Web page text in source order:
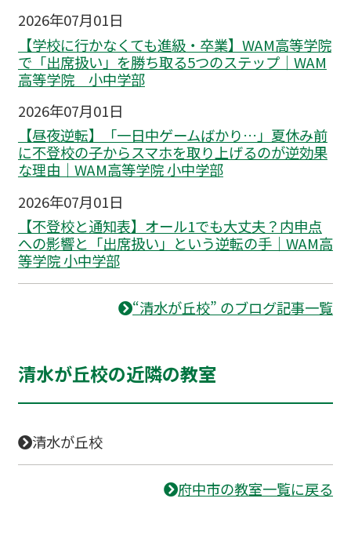
2026年07月01日
【学校に行かなくても進級・卒業】WAM高等学院
で「出席扱い」を勝ち取る5つのステップ｜WAM
高等学院 小中学部
2026年07月01日
【昼夜逆転】「一日中ゲームばかり…」夏休み前
に不登校の子からスマホを取り上げるのが逆効果
な理由｜WAM高等学院 小中学部
2026年07月01日
【不登校と通知表】オール1でも大丈夫？内申点
への影響と「出席扱い」という逆転の手｜WAM高
等学院 小中学部
“清水が丘校” のブログ記事一覧
清水が丘校の近隣の教室
清水が丘校
府中市の教室一覧に戻る